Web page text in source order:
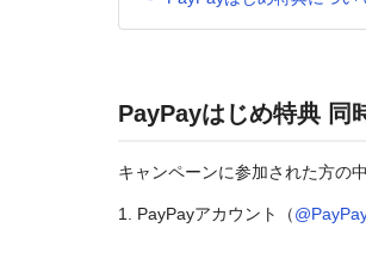
PayPayはじめ特典 同
キャンペーンに参加された方の
1. PayPayアカウント（